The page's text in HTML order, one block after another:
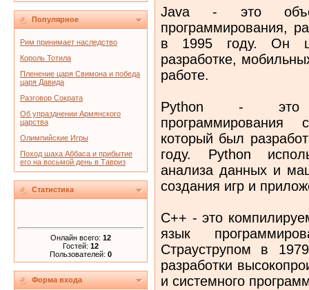
Популярное
Рим принимает наследство
Король Тотила
Пленение царя Свимона и победа
царя Давида
Разговор Сократа
Об упразднении Армянского
царства
Олимпийские Игры
Поход шаха Аббаса и прибытие
его на восьмой день в Тавриз
Статистика
Онлайн всего: 12
Гостей: 12
Пользователей: 0
Форма входа
Java - это
программирования,
в 1995 году. Он
разработке,
работе.
Python - это
программирования
который был
году. Python
анализа данных и
создания игр и
C++ - это
язык
Страуструпом в
разработки
и системного